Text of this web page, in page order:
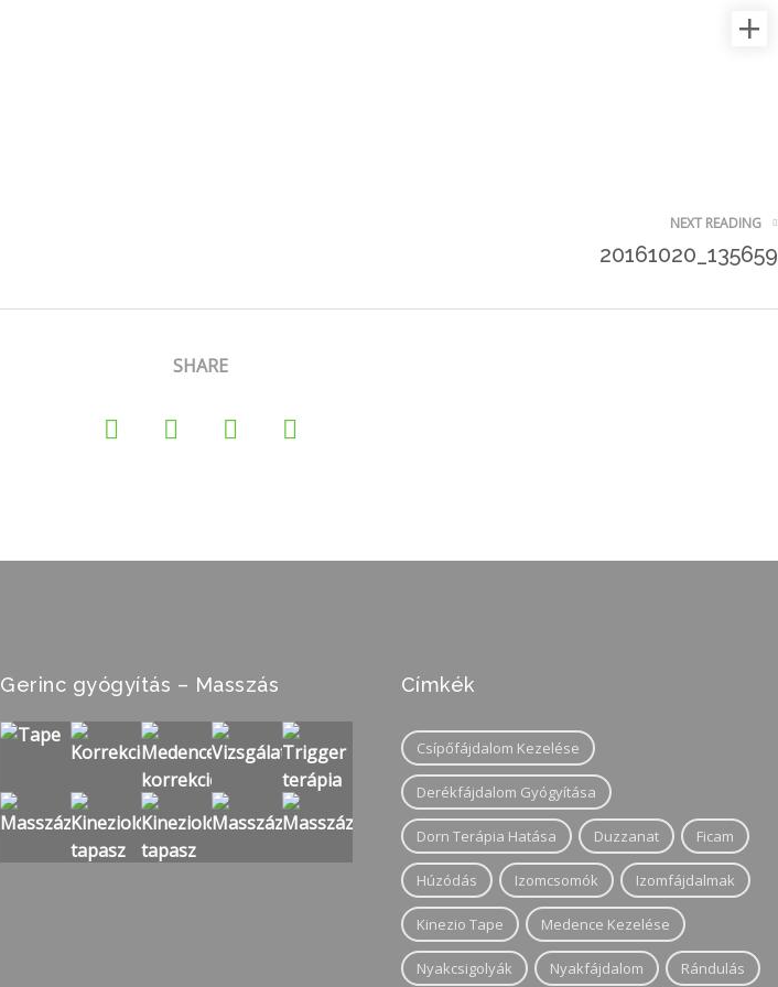
NEXT READING
20161020_135659
SHARE
Gerinc gyógyítás – Masszás Címkék
Csípőfájdalom Kezelése
Derékfájdalom Gyógyítása
Dorn Terápia Hatása Duzzanat Ficam
Húzódás Izomcsomók Izomfájdalmak
Kinezio Tape Medence Kezelése
Nyakcsigolyák Nyakfájdalom Rándulás